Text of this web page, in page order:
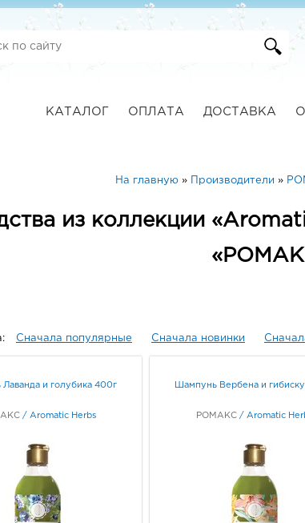
КАТАЛОГ ОПЛАТА ДОСТАВКА
На главную» Производители »
из коллекции
Сначала популярные Сначала новинки
и голубика 400г
/ Aromatic Herbs
Шампунь Вербена и
РОМАКС / Aromatic